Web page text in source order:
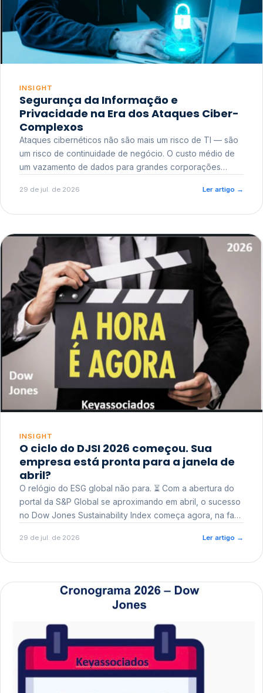
INSIGHT
Segurança da Informação e
Privacidade na Era dos Ataques Ciber-
Complexos
Ataques cibernéticos não são mais um risco de TI — são
um risco de continuidade de negócio. O custo médio de
um vazamento de dados para grandes corporações
reputacional e o risco regulatório junto a órgãos como a
29 de jul. de 2026 Ler artigo →
INSIGHT
O ciclo do DJSI 2026 começou. Sua
empresa está pronta para a janela de
abril?
O relógio do ESG global não para. ⏳ Com a abertura do
portal da S&P Global se aproximando em abril, o sucesso
no Dow Jones Sustainability Index começa agora, na fase
29 de jul. de 2026 Ler artigo →